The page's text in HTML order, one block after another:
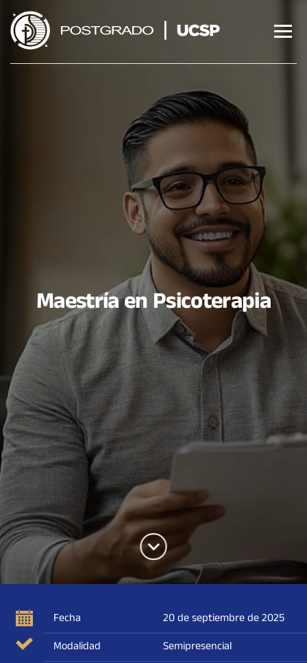
contenido
Maestría en Psicoterapia
Fecha
20 de septiembre de 2025
Modalidad
Semipresencial